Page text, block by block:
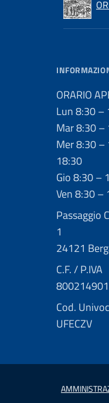
ORARIO
Lun 8:30 –
Mar 8:30 –
Mer 8:30 –
18:30
Gio 8:30 –
Ven 8:30 –
Passaggio
1
24121
C.F. / P.IVA
Cod.
UFECZV